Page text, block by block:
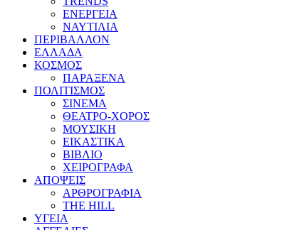
ΕΝΕΡΓΕΙΑ
ΝΑΥΤΙΛΙΑ
ΠΕΡΙΒΑΛΛΟΝ
ΕΛΛΑΔΑ
ΚΟΣΜΟΣ
ΠΑΡΑΞΕΝΑ
ΠΟΛΙΤΙΣΜΟΣ
ΣΙΝΕΜΑ
ΘΕΑΤΡΟ-ΧΟΡΟΣ
ΜΟΥΣΙΚΗ
ΕΙΚΑΣΤΙΚΑ
ΒΙΒΛΙΟ
ΧΕΙΡΟΓΡΑΦΑ
ΑΠΟΨΕΙΣ
ΑΡΘΡΟΓΡΑΦΙΑ
THE HILL
ΥΓΕΙΑ